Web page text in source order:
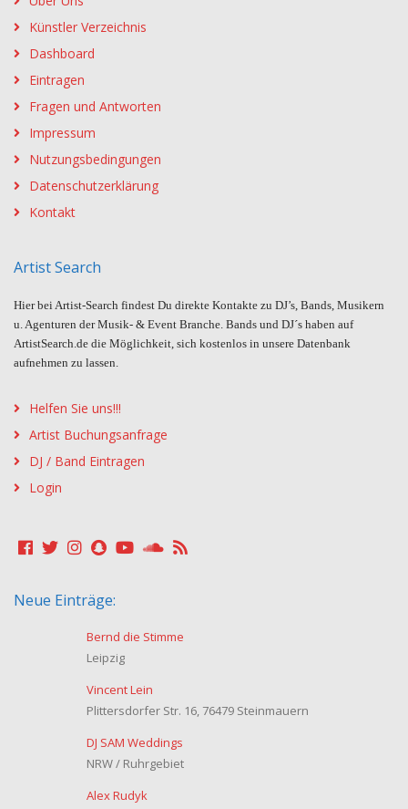
Künstler Verzeichnis
Dashboard
Eintragen
Fragen und Antworten
Impressum
Nutzungsbedingungen
Datenschutzerklärung
Kontakt
Artist Search
Hier bei Artist-Search findest Du direkte Kontakte zu DJ’s, Bands, Musikern
u. Agenturen der Musik- & Event Branche. Bands und DJ´s haben auf
ArtistSearch.de die Möglichkeit, sich kostenlos in unsere Datenbank
aufnehmen zu lassen.
Helfen Sie uns!!!
Artist Buchungsanfrage
DJ / Band Eintragen
Login
Neue Einträge:
Bernd die Stimme
Leipzig
Vincent Lein
Plittersdorfer Str. 16, 76479 Steinmauern
DJ SAM Weddings
NRW / Ruhrgebiet
Alex Rudyk